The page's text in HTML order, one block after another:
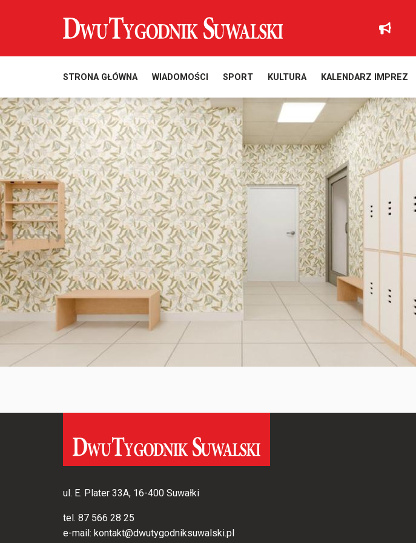
STRONA GŁÓWNA WIADOMOŚCI SPORT KULTURA KALENDARZ IMPREZ
ul. E. Plater 33A, 16-400 Suwałki
tel. 87 566 28 25
e-mail: kontakt@dwutygodniksuwalski.pl